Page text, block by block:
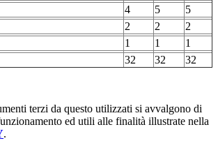
4 5
5
2 2
2
1 1
1
32 32 32
terzi da questo utilizzati si avvalgono di
ed utili alle finalità illustrate nella
.